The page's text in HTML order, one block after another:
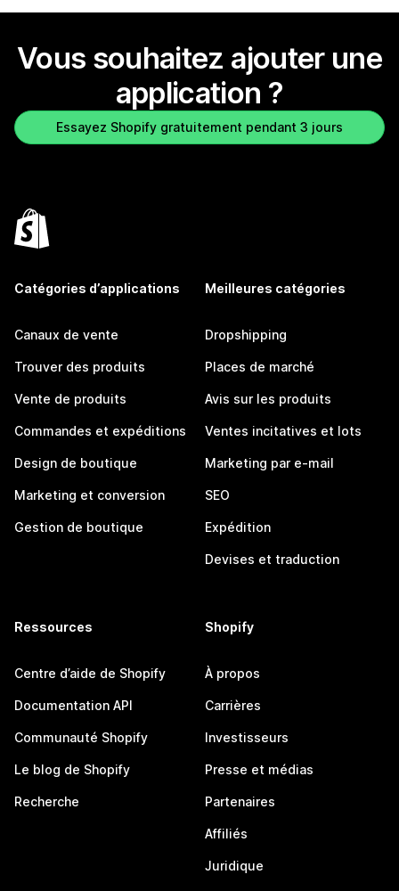
Vous souhaitez ajouter une
application ?
Essayez Shopify gratuitement pendant 3 jours
Catégories d’applications
Canaux de vente
Trouver des produits
Vente de produits
Commandes et expéditions
Design de boutique
Marketing et conversion
Gestion de boutique
Meilleures catégories
Dropshipping
Places de marché
Avis sur les produits
Ventes incitatives et lots
Marketing par e-mail
SEO
Expédition
Devises et traduction
Ressources
Centre d’aide de Shopify
Documentation API
Communauté Shopify
Le blog de Shopify
Recherche
Shopify
À propos
Carrières
Investisseurs
Presse et médias
Partenaires
Affiliés
Juridique